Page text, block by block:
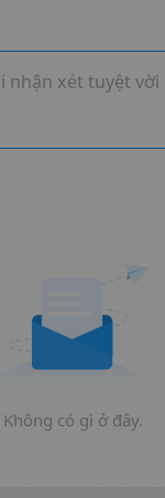
nhận xét tuyệt
Không có gì ở đây.